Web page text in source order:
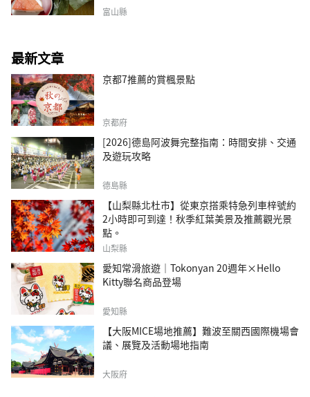
富山縣
最新文章
京都7推薦的賞楓景點
京都府
[2026]德島阿波舞完整指南：時間安排、交通
及遊玩攻略
德島縣
【山梨縣北杜市】從東京搭乘特急列車梓號約
2小時即可到達！秋季紅葉美景及推薦觀光景
點。
山梨縣
愛知常滑旅遊｜Tokonyan 20週年×Hello
Kitty聯名商品登場
愛知縣
【大阪MICE場地推薦】難波至關西國際機場會
議、展覽及活動場地指南
大阪府